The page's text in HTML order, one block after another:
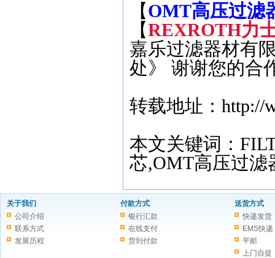
【OMT高压过滤
【REXROTH力
嘉乐过滤器材有
处》 谢谢您的合
转载地址：http://
本文关键词：
芯,OMT高压过滤
关于我们
公司介绍
联系方式
发展历程
付款方式
银行汇款
在线支付
货到付款
送货方式
快递发货
EMS快递
平邮
上门自提